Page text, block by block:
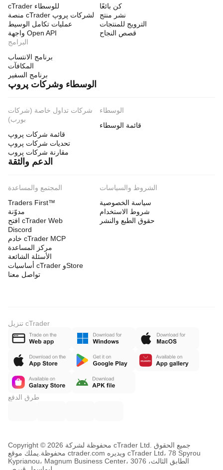
cTrader للوسطاء
منصة cTrader لشركات پروپ
عمليات تكامل الوسيط
واجهة Open API
كن بائعًا
نشر منتج
الترويج للمنتجات
قصص النجاح
البرامج
برنامج الانتساب
المكافآت
برنامج السفير
الوسطاء وشركات پروپ
شركات تداول خاصة (شركات
بورب)
قائمة شركات پروپ
تحديات شركات پروپ
مقارنة شركات پروب
الوسطاء
قائمة الوسطاء
الدعم والثقة
المجتمع والمساعدة
Traders First™
مدوّنة
افتح cTrader Web
Discord
خادم cTrader MCP
مركز المساعدة
الأسئلة الشائعة
أساسيات cTrader وStore
تواصل معنا
الشروط والسياسات
سياسة الخصوصية
شروط الاستخدام
حقوق الطبع والنشر
تنزيل cTrader
طرق الدفع
Copyright © محفوظة لشركة 2026 cTrader Ltd. جميع الحقوق
محفوظة. يملك موقع ctrader.com ويديره cTrader Ltd، 78 Spyrou
Kyprianou، Magnum Business Center، الطابق الثالث، 3076